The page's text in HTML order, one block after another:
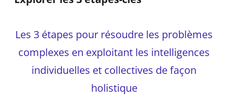
Les 3 étapes pour résoudre les problèmes
complexes en exploitant les intelligences
individuelles et collectives de façon
holistique